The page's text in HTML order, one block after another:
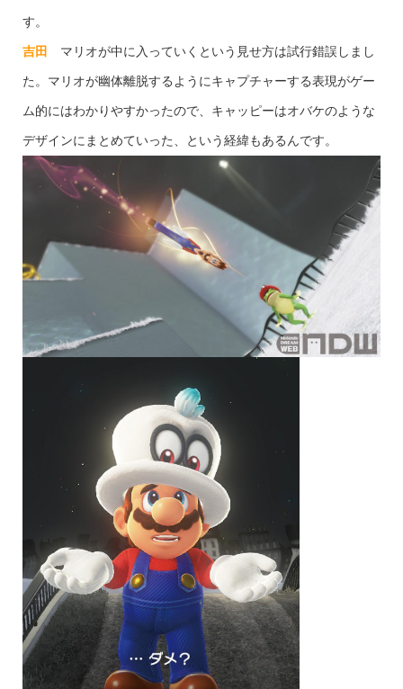
す。
吉田 マリオが中に入っていくという見せ方は試行錯誤しまし
た。マリオが幽体離脱するようにキャプチャーする表現がゲー
ム的にはわかりやすかったので、キャッピーはオバケのような
デザインにまとめていった、という経緯もあるんです。